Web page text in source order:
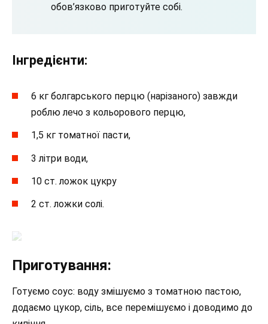
обов’язково приготуйте собі.
Інгредієнти:
6 кг болгарського перцю (нарізаного) завжди
роблю лечо з кольорового перцю,
1,5 кг томатної пасти,
3 літри води,
10 ст. ложок цукру
2 ст. ложки солі.
Приготування:
Готуємо соус: воду змішуємо з томатною пастою,
додаємо цукор, сіль, все перемішуємо і доводимо до